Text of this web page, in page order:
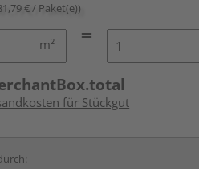
€ / Paket(e))
m²
für Stückgut